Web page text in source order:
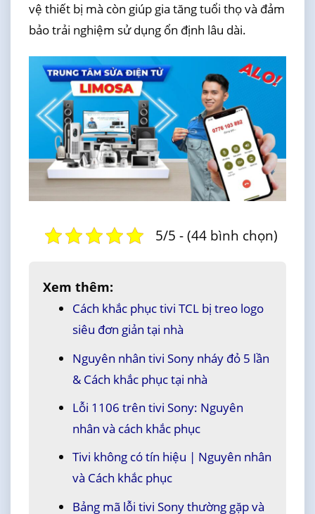
vệ thiết bị mà còn giúp gia tăng tuổi thọ và đảm
bảo trải nghiệm sử dụng ổn định lâu dài.
5/5 - (44 bình chọn)
Xem thêm:
Cách khắc phục tivi TCL bị treo logo
siêu đơn giản tại nhà
Nguyên nhân tivi Sony nháy đỏ 5 lần
& Cách khắc phục tại nhà
Lỗi 1106 trên tivi Sony: Nguyên
nhân và cách khắc phục
Tivi không có tín hiệu | Nguyên nhân
và Cách khắc phục
Bảng mã lỗi tivi Sony thường gặp và